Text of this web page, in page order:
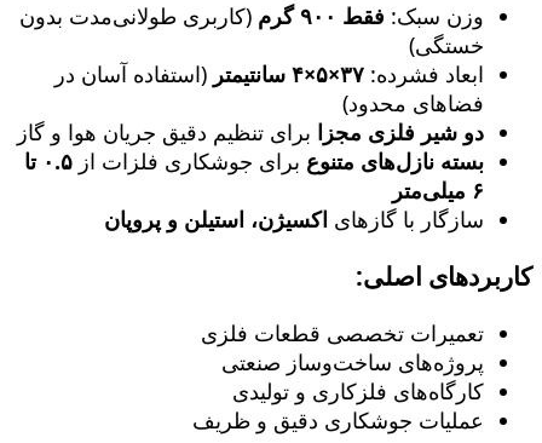
وزن سبک: فقط ۹۰۰ گرم
(کاربری طولانی‌مدت بدون
خستگی)
ابعاد فشرده: ۳۷×۵×۴ سانتیمتر
(استفاده آسان در
فضاهای محدود)
دو شیر فلزی مجزا برای تنظیم دقیق جریان هوا و گاز
بسته نازل‌های متنوع برای جوشکاری فلزات از
۰.۵ تا
۶ میلی‌متر
سازگار با گازهای اکسیژن، استیلن و پروپان
کاربردهای اصلی:
تعمیرات تخصصی قطعات فلزی
پروژه‌های ساخت‌وساز صنعتی
کارگاه‌های فلزکاری و تولیدی
عملیات جوشکاری دقیق و ظریف